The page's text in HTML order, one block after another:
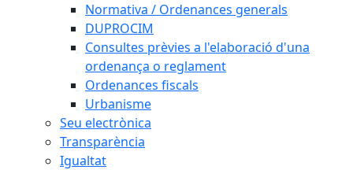
Normativa / Ordenances generals
DUPROCIM
Consultes prèvies a l'elaboració d'una
ordenança o reglament
Ordenances fiscals
Urbanisme
Seu electrònica
Transparència
Igualtat